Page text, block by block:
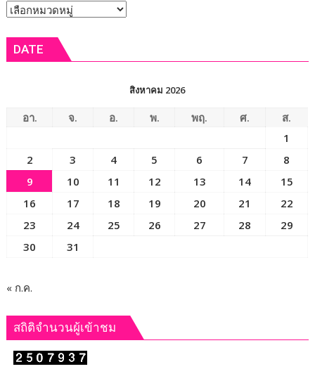
กุศล
หัวข้อ
DATE
สิงหาคม 2026
อา. จ. อ. พ. พฤ. ศ.
ส.
1
2
3 4 5 6 7
8
9
10 11 12 13 14
15
16
17 18 19 20 21
22
23
24 25 26 27 28
29
30
31
« ก.ค.
สถิติจำนวนผู้เข้าชม